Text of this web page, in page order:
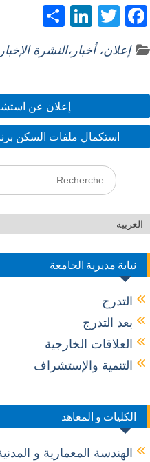
F
ac
e
b
o
o
k
T
w
itt
er
Li
n
k
e
dI
n
S
ar
e
إعلان، أخبار،النشرة الإخبارية
إعلان عن استشارة
استكمال ملفات السكن برنامج 170 مسكن ترقوي
نيابة مديرية الجامعة
التدرج
بعد التدرج
العلاقات الخارجية
التنمية والإستشراف
الكليات و المعاهد
الهندسة المعمارية و المدنية